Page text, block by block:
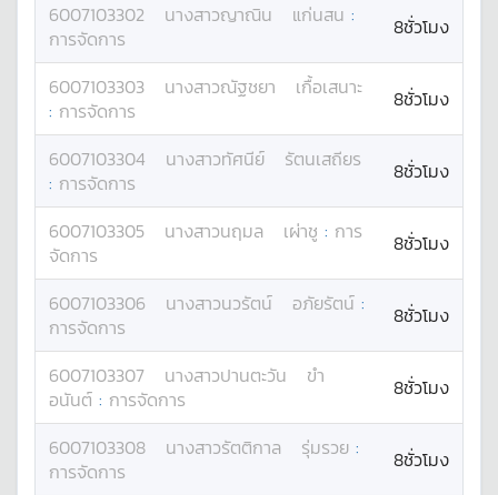
6007103302 นางสาวญาณิน แก่นสน :
การจัดการ
8ชั่วโมง
6007103303 นางสาวณัฐชยา
เกื้อเสนาะ
: การจัดการ 8ชั่วโมง
6007103304 นางสาวทัศนีย์
รัตนเสถียร
: การจัดการ 8ชั่วโมง
6007103305 นางสาวนฤมล เผ่าชู : การ
จัดการ
8ชั่วโมง
6007103306 นางสาวนวรัตน์ อภัยรัตน์ :
การจัดการ
8ชั่วโมง
6007103307 นางสาวปานตะวัน
ขำ
อนันต์ : การจัดการ 8ชั่วโมง
6007103308 นางสาวรัตติกาล รุ่มรวย :
การจัดการ
8ชั่วโมง